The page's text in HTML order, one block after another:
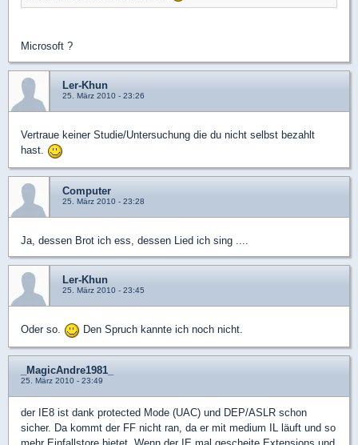
Microsoft ?
Ler-Khun
25. März 2010 - 23:26
Vertraue keiner Studie/Untersuchung die du nicht selbst bezahlt
hast.
Computer
25. März 2010 - 23:28
Ja, dessen Brot ich ess, dessen Lied ich sing ....
Ler-Khun
25. März 2010 - 23:45
Oder so. Den Spruch kannte ich noch nicht.
_MagicAndre1981_
25. März 2010 - 23:49
der IE8 ist dank protected Mode (UAC) und DEP/ASLR schon
sicher. Da kommt der FF nicht ran, da er mit medium IL läuft und so